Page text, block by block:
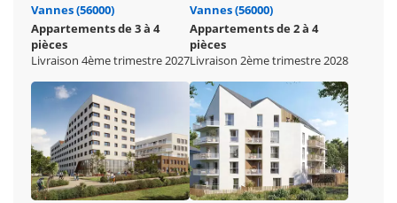
Vannes (56000)
Appartements de 3 à 4
pièces
Livraison 4ème trimestre 2027
Vannes (56000)
Appartements de 2 à 4
pièces
Livraison 2ème trimestre 2028